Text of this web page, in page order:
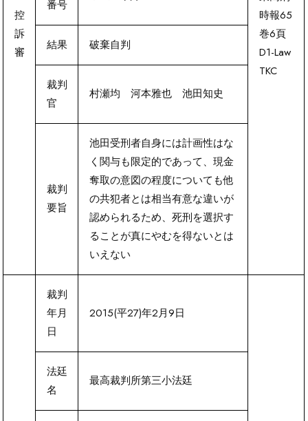
控
訴
審
時報65
巻6頁
D1-Law
TKC
番号
結果 破棄自判
裁判
官
村瀬均 河本雅也 池田知史
裁判
要旨
池田受刑者自身には計画性はな
く関与も限定的であって、現金
奪取の意図の程度についても他
の共犯者とは相当有意な違いが
認められるため、死刑を選択す
ることが真にやむを得ないとは
いえない
裁判
年月
日
2015(平27)年2月9日
法廷
名
最高裁判所第三小法廷